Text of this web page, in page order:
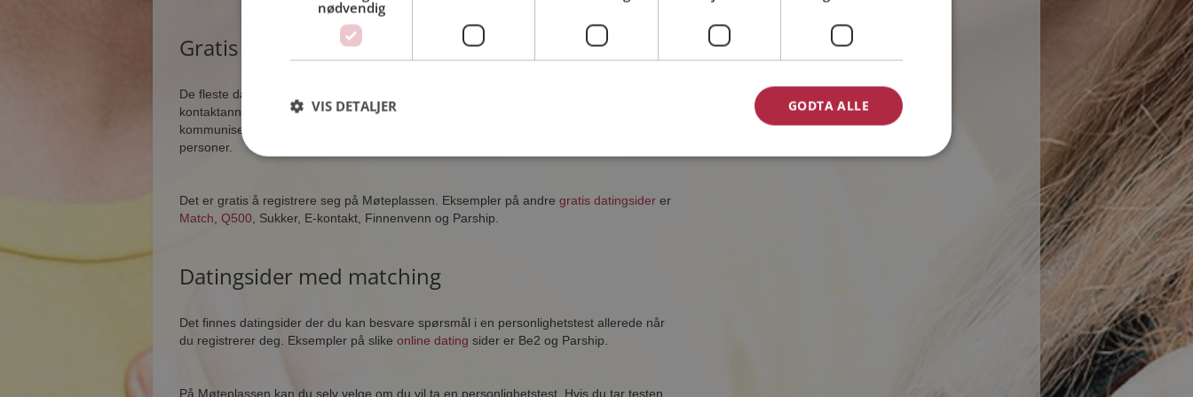
Gratis datingnettsteder
De fleste datingnettsteder har gratis registrering. Det innebærer at du får lage en
kontaktannonse. Noen ganger koster det deretter penger hvis du vil ha mulighet til å
kommunisere med andre medlemmer, eller ha mulighet til å matche deg selv mot andre
personer.
Det er gratis å registrere seg på Møteplassen. Eksempler på andre gratis datingsider er
Match Q500 , Sukker, E-kontakt, Finnenvenn og Parship.
Datingsider med matching
Det finnes datingsider der du kan besvare spørsmål i en personlighetstest allerede når
du registrerer deg. Eksempler på slike online dating sider er Be2 og Parship.
På Møteplassen kan du selv velge om du vil ta en personlighetstest. Hvis du tar testen,
nødvendig
GODTA ALLE
VIS DETALJER